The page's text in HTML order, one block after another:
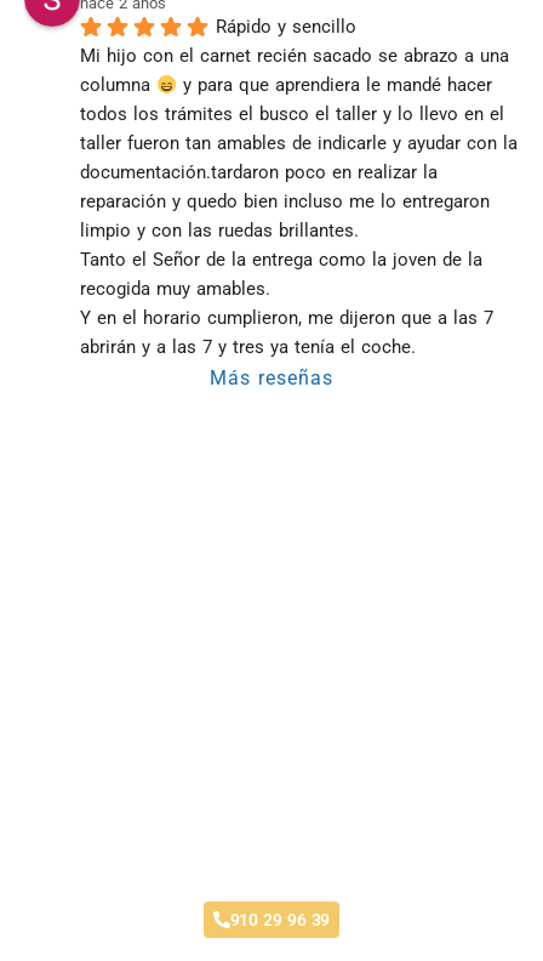
Rápido y sencillo
Mi hijo con el carnet recién sacado se abrazo a una
columna
y para que aprendiera le mandé hacer
todos los trámites el busco el taller y lo llevo en el
taller fueron tan amables de indicarle y ayudar con la
documentación.tardaron poco en realizar la
reparación y quedo bien incluso me lo entregaron
limpio y con las ruedas brillantes.
Tanto el Señor de la entrega como la joven de la
recogida muy amables.
Y en el horario cumplieron, me dijeron que a las 7
abrirán y a las 7 y tres ya tenía el coche.
Más reseñas
910 29 96 39